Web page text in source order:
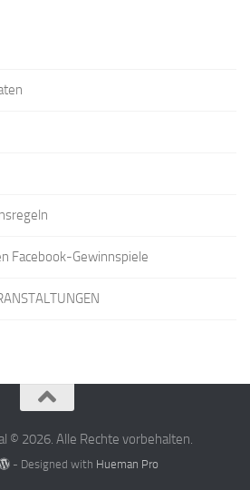
Facebook-Gewinnspiele
© 2026. Alle Rechte vorbehalten.
- Designed with Hueman Pro